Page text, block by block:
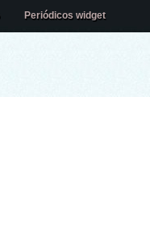
Periódicos widget